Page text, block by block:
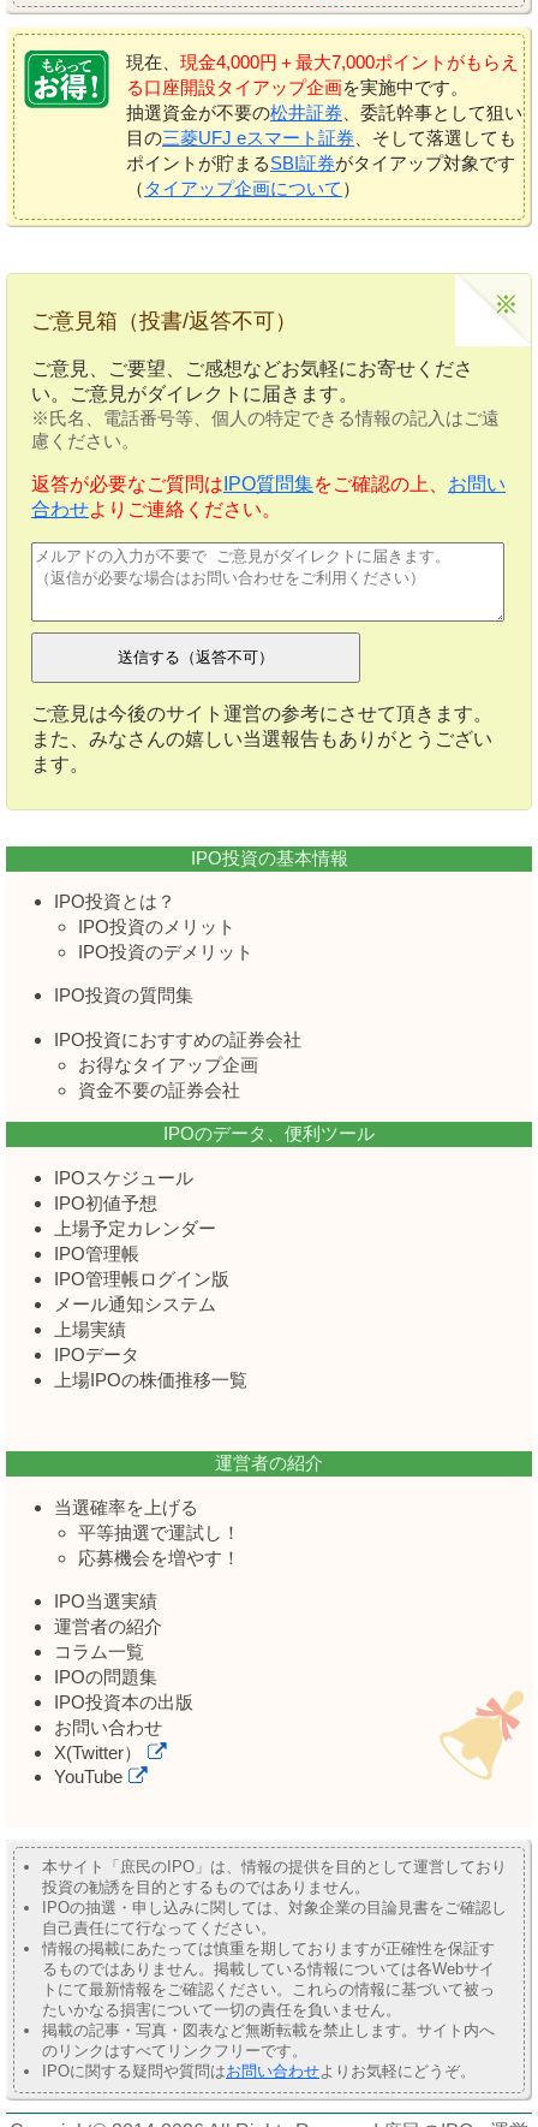
現在、 現金4,000円＋最大7,000ポイントがもらえ
る口座開設タイアップ企画を実施中です。
抽選資金が不要の松井証券 、委託幹事として狙い
目の三菱UFJ eスマート証券 、そして落選しても
ポイントが貯まるSBI証券がタイアップ対象です
（ タイアップ企画について ）
ご意見箱（投書/返答不可）
ご意見、ご要望、ご感想などお気軽にお寄せくださ
い。ご意見がダイレクトに届きます。
※氏名、電話番号等、個人の特定できる情報の記入はご遠
慮ください。
返答が必要なご質問は IPO質問集をご確認の上、 お問い
合わせよりご連絡ください。
ご意見は今後のサイト運営の参考にさせて頂きます。
また、みなさんの嬉しい当選報告もありがとうござい
ます。
IPO投資の基本情報
IPO投資とは？
IPO投資のメリット
IPO投資のデメリット
IPO投資の質問集
IPO投資におすすめの証券会社
お得なタイアップ企画
資金不要の証券会社
IPOのデータ、便利ツール
IPOスケジュール
IPO初値予想
上場予定カレンダー
IPO管理帳
IPO管理帳ログイン版
メール通知システム
上場実績
IPOデータ
上場IPOの株価推移一覧
運営者の紹介
当選確率を上げる
平等抽選で運試し！
応募機会を増やす！
IPO当選実績
運営者の紹介
コラム一覧
IPOの問題集
IPO投資本の出版
お問い合わせ
X(Twitter）
YouTube
本サイト「庶民のIPO」は、情報の提供を目的として運営しており
投資の勧誘を目的とするものではありません。
IPOの抽選・申し込みに関しては、対象企業の目論見書をご確認し
自己責任にて行なってください。
情報の掲載にあたっては慎重を期しておりますが正確性を保証す
るものではありません。掲載している情報については各Webサイ
トにて最新情報をご確認ください。これらの情報に基づいて被っ
たいかなる損害について一切の責任を負いません。
掲載の記事・写真・図表など無断転載を禁止します。サイト内へ
のリンクはすべてリンクフリーです。
IPOに関する疑問や質問はお問い合わせよりお気軽にどうぞ。